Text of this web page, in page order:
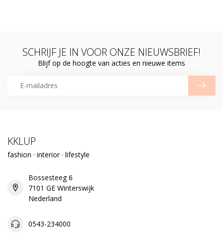
SCHRIJF JE IN VOOR ONZE NIEUWSBRIEF!
Blijf op de hoogte van acties en nieuwe items
KKLUP
fashion · interior · lifestyle
Bossesteeg 6
7101 GE Winterswijk
Nederland
0543-234000